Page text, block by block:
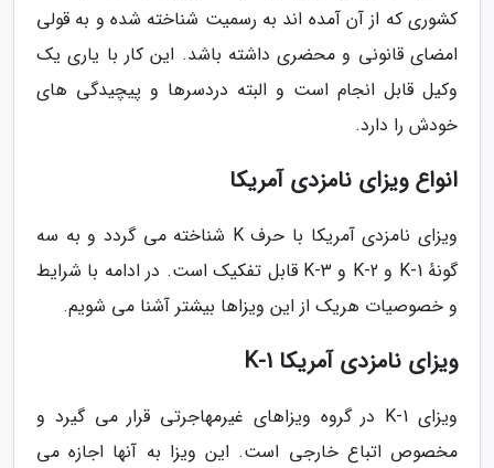
کشوری که از آن آمده اند به رسمیت شناخته شده و به قولی
امضای قانونی و محضری داشته باشد. این کار با یاری یک
وکیل قابل انجام است و البته دردسرها و پیچیدگی های
خودش را دارد.
انواع ویزای نامزدی آمریکا
ویزای نامزدی آمریکا با حرف K شناخته می گردد و به سه
گونهٔ K-1 و K-2 و K-3 قابل تفکیک است. در ادامه با شرایط
و خصوصیات هریک از این ویزاها بیشتر آشنا می شویم.
ویزای نامزدی آمریکا K-1
ویزای K-1 در گروه ویزاهای غیرمهاجرتی قرار می گیرد و
مخصوص اتباع خارجی است. این ویزا به آنها اجازه می